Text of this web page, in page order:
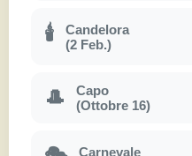
🕯
Candelora
(2 Feb.)
🎩
Capo
(Ottobre 16)
Carnevale